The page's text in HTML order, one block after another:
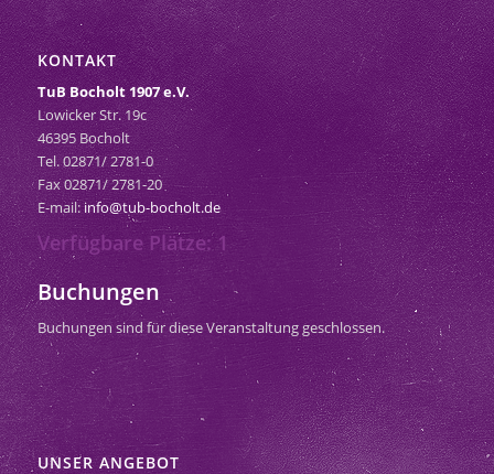
KONTAKT
TuB Bocholt 1907 e.V.
Lowicker Str. 19c
46395 Bocholt
Tel. 02871/ 2781-0
Fax 02871/ 2781-20
E-mail:info@tub-bocholt.de
Verfügbare Plätze: 1
Buchungen
Buchungen sind für diese Veranstaltung geschlossen.
UNSER ANGEBOT